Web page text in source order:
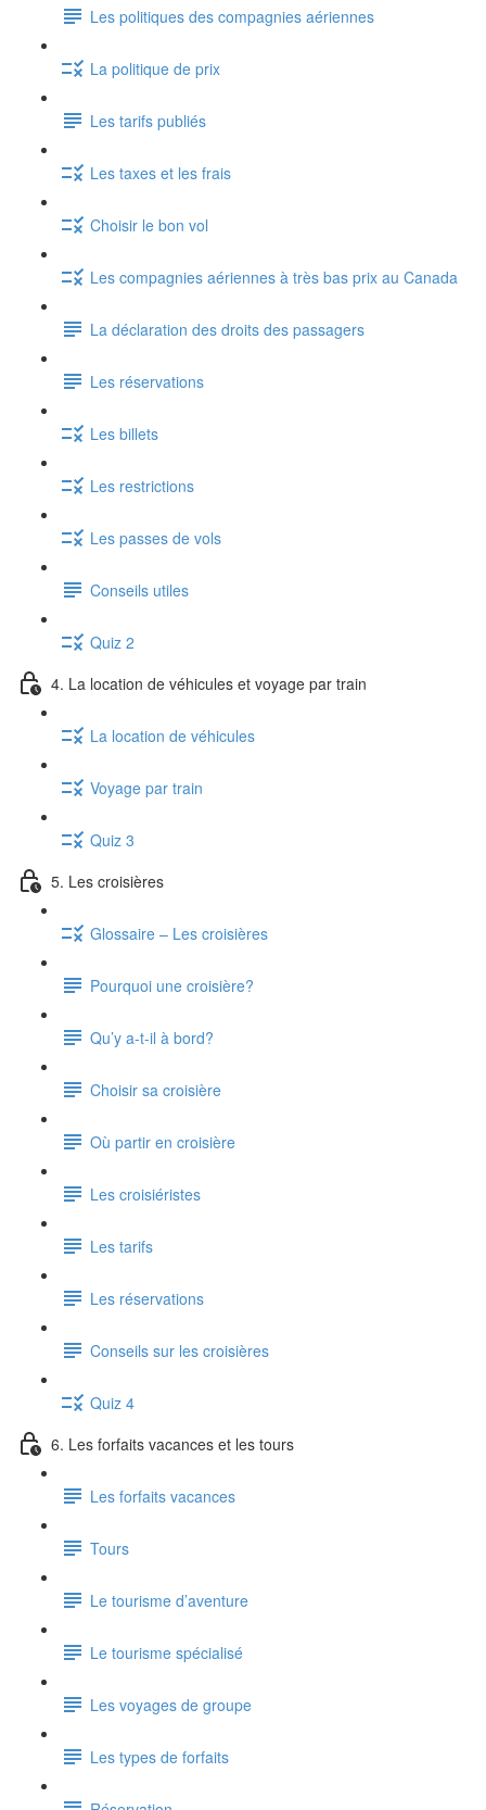
Les politiques des compagnies aériennes
La politique de prix
Les tarifs publiés
Les taxes et les frais
Choisir le bon vol
Les compagnies aériennes à très bas prix au Canada
La déclaration des droits des passagers
Les réservations
Les billets
Les restrictions
Les passes de vols
Conseils utiles
Quiz 2
4. La location de véhicules et voyage par train
La location de véhicules
Voyage par train
Quiz 3
5. Les croisières
Glossaire – Les croisières
Pourquoi une croisière?
Qu’y a-t-il à bord?
Choisir sa croisière
Où partir en croisière
Les croisiéristes
Les tarifs
Les réservations
Conseils sur les croisières
Quiz 4
6. Les forfaits vacances et les tours
Les forfaits vacances
Tours
Le tourisme d’aventure
Le tourisme spécialisé
Les voyages de groupe
Les types de forfaits